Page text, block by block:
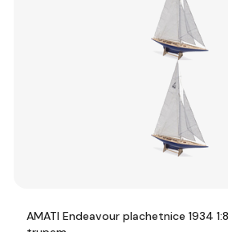
AMATI Endeavour plachetnice 1934